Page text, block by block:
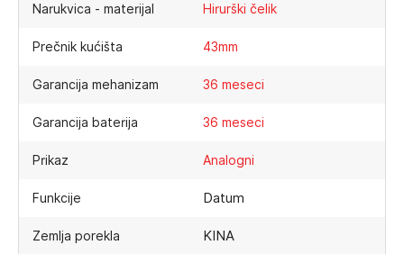
Narukvica - materijal Hirurški čelik
Prečnik kućišta 43mm
Garancija mehanizam 36 meseci
Garancija baterija 36 meseci
Prikaz Analogni
Funkcije Datum
Zemlja porekla KINA